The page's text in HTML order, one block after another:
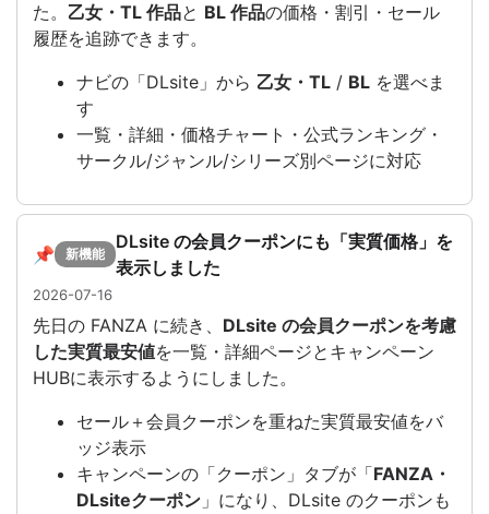
た。 乙女・TL 作品と BL 作品の価格・割引・セール
履歴を追跡できます。
ナビの「DLsite」から 乙女・TL / BL を選べま
す
一覧・詳細・価格チャート・公式ランキング・
サークル/ジャンル/シリーズ別ページに対応
📌 新機能
DLsite の会員クーポンにも「実質価格」を
表示しました
2026-07-16
先日の FANZA に続き、 DLsite の会員クーポンを考慮
した実質最安値を一覧・詳細ページとキャンペーン
HUBに表示するようにしました。
セール＋会員クーポンを重ねた実質最安値をバ
ッジ表示
キャンペーンの「クーポン」タブが「FANZA・
DLsiteクーポン 」になり、DLsite のクーポンも